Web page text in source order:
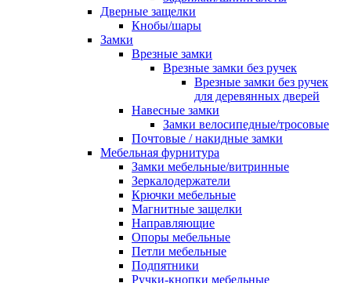
Дверные защелки
Кнобы/шары
Замки
Врезные замки
Врезные замки без ручек
Врезные замки без ручек
для деревянных дверей
Навесные замки
Замки велосипедные/тросовые
Почтовые / накидные замки
Мебельная фурнитура
Замки мебельные/витринные
Зеркалодержатели
Крючки мебельные
Магнитные защелки
Направляющие
Опоры мебельные
Петли мебельные
Подпятники
Ручки-кнопки мебельные